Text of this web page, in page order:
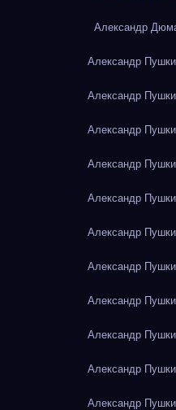
Александр
Александр
Александр
Александр
Александр
Александр
Александр
Александр
Александр
Александр
Александр
Александр